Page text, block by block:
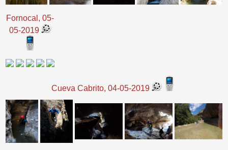
Fornocal, 05-
05-2019
Cueva Cabrito, 04-05-2019